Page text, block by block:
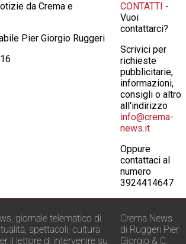
da Crema e
Pier Giorgio Ruggeri
CONTATTI -
Vuoi
contattarci?
Scrivici per
richieste
pubblicitarie,
informazioni,
consigli o altro
all'indirizzo
info@crema-
news.it
Oppure
contattaci al
numero
3924414647
giornale telematico di
spettacoli, cultura
il lettore di intervenire su
Crema News
di Ruggeri Pier
Giorgio & C.